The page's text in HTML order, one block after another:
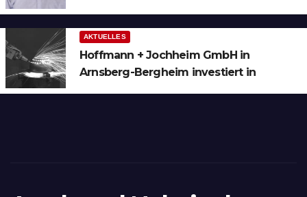
AKTUELLES
Hoffmann + Jochheim GmbH in
Arnsberg-Bergheim investiert in